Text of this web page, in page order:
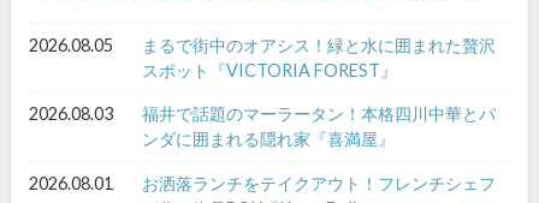
2026.08.05
まるで街中のオアシス！緑と水に囲まれた贅沢
スポット『VICTORIA FOREST』
2026.08.03
福井で話題のマーラータン！本格四川中華とパ
ンダに囲まれる隠れ家『喜満屋』
2026.08.01
お洒落ランチをテイクアウト！フレンチシェフ